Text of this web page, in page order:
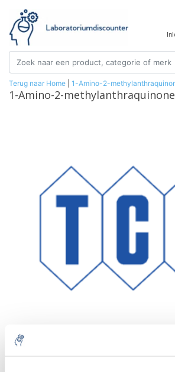
Terug naar Home 1-Amino-2-
1-Amino-2-methylanthraquinone